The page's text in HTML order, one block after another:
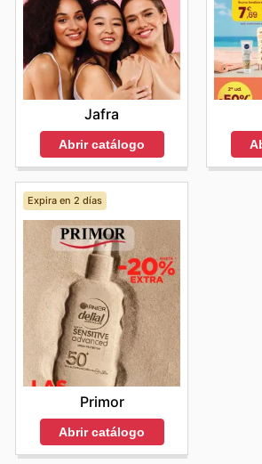
Jafra
Abrir catálogo
Expira en 2 días
Primor
Abrir catálogo